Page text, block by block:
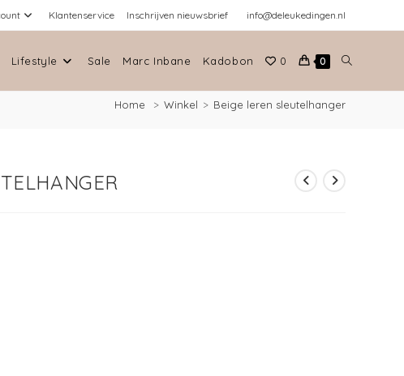
Klantenservice Inschrijven nieuwsbrief info@deleukedingen.nl
Lifestyle Sale Marc Inbane Kadobon 0 0
Home > Winkel > Beige leren sleutelhanger